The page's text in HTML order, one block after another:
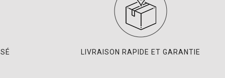
LIVRAISON RAPIDE ET GARANTIE